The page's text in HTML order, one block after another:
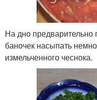
На дно
баночек насыпать
измельченного чеснока.